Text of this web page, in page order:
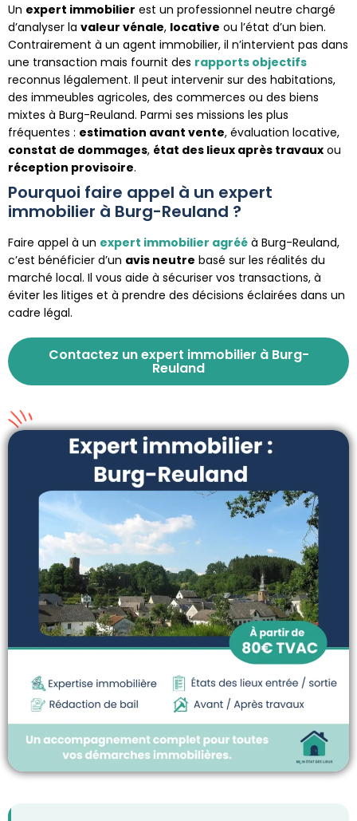
Un expert immobilier est un professionnel neutre chargé
d’analyser la valeur vénale, locative ou l’état d’un bien.
Contrairement à un agent immobilier, il n’intervient pas dans
une transaction mais fournit des rapports objectifs
reconnus légalement. Il peut intervenir sur des habitations,
des immeubles agricoles, des commerces ou des biens
mixtes à Burg-Reuland. Parmi ses missions les plus
fréquentes : estimation avant vente, évaluation locative,
constat de dommages, état des lieux après travaux ou
réception provisoire.
Pourquoi faire appel à un expert
immobilier à Burg-Reuland ?
Faire appel à un expert immobilier agréé à Burg-Reuland,
c’est bénéficier d’un avis neutre basé sur les réalités du
marché local. Il vous aide à sécuriser vos transactions, à
éviter les litiges et à prendre des décisions éclairées dans un
cadre légal.
Contactez un expert immobilier à Burg-
Reuland